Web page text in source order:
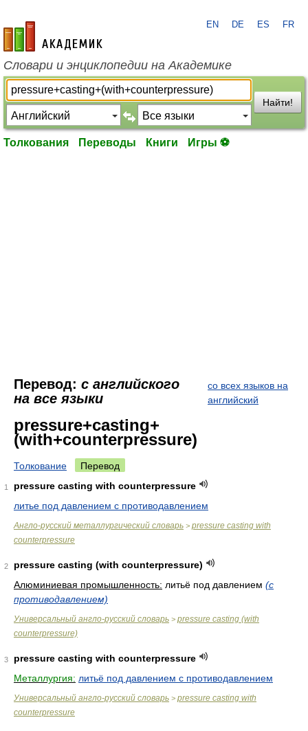
academic.ru
EN DE ES FR
Словари и энциклопедии на Академике
Найти!
Толкования Переводы Книги Игры ⚽
Перевод: с английского
на все языки
со всех языков на
английский
pressure+casting+
(with+counterpressure)
Толкование Перевод
1
pressure casting with counterpressure
литье под давлением с противодавлением
Англо-русский металлургический словарь > pressure casting with
counterpressure
2
pressure casting (with counterpressure)
Алюминиевая промышленность: литьё под давлением (с
противодавлением)
Универсальный англо-русский словарь > pressure casting (with
counterpressure)
3
pressure casting with counterpressure
Металлургия: литьё под давлением с противодавлением
Универсальный англо-русский словарь > pressure casting with
counterpressure